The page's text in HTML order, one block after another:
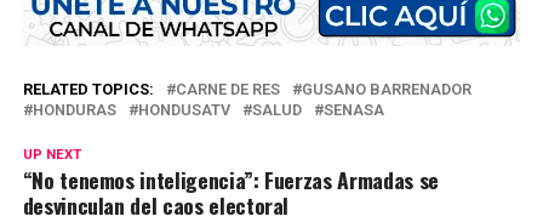
RELATED TOPICS: CARNE DE RES
GUSANO BARRENADOR
HONDURAS
HONDUSATV SALUD SENASA
UP NEXT
“No tenemos inteligencia”: Fuerzas Armadas se
desvinculan del caos electoral